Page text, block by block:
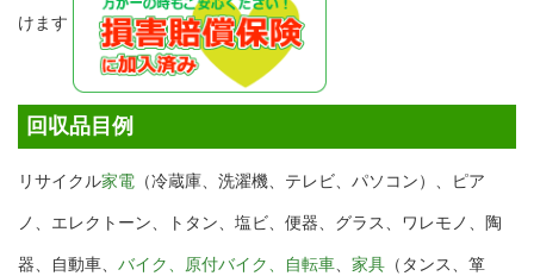
けます
回収品目例
リサイクル家電 （冷蔵庫、洗濯機、テレビ、パソコン）、ピア
ノ、エレクトーン、トタン、塩ビ、便器、グラス、ワレモノ、陶
器、自動車、 バイク、原付バイク、自転車、 家具 （タンス、箪